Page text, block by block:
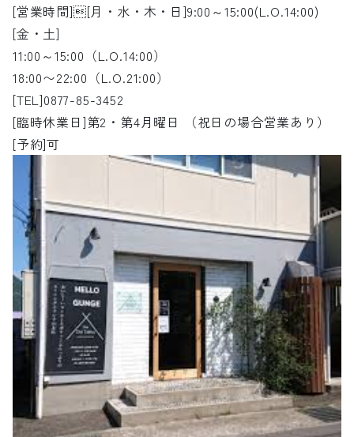
[営業時間][月・水・木・日]9:00～15:00(L.O.14:00)
[金・土]
11:00～15:00（L.O.14:00）
18:00〜22:00（L.O.21:00）
[TEL]0877-85-3452
[臨時休業日]第2・第4月曜日 （祝日の場合営業あり）
[予約]可